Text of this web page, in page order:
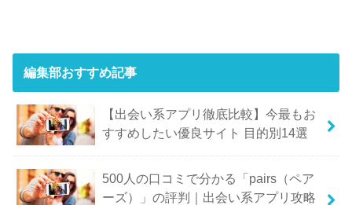
編集部おすすめ記事
【出会い系アプリ徹底比較】今最もお
すすめしたい優良サイト 目的別14選
500人の口コミで分かる「pairs（ペア
ーズ）」の評判｜出会い系アプリ攻略